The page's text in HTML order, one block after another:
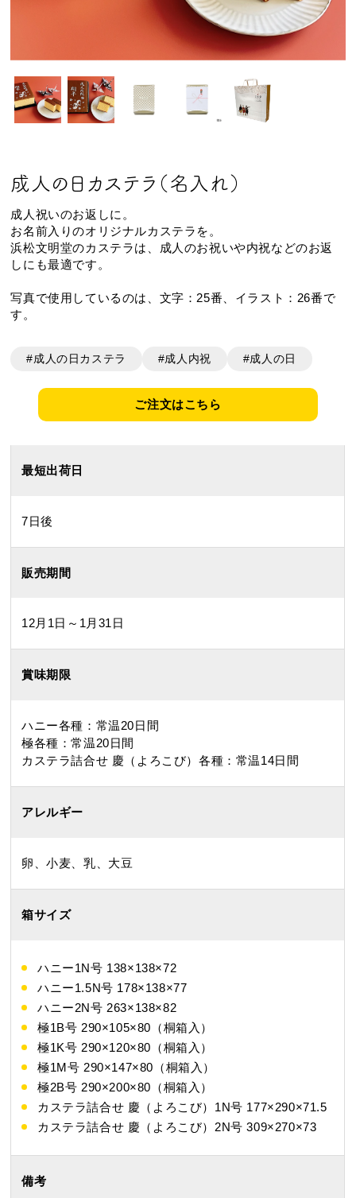
名入れカステラ（オリジナル）
を選んで作る
る
名入れカステラ
カステラ
特製ハニーカステラ極
静岡茶カステラ
カステラ巻・三笠山
静岡銘菓
成人の日カステラ（名入れ）
成人祝いのお返しに。
お名前入りのオリジナルカステラを。
浜松文明堂のカステラは、成人のお祝いや内祝などのお返
しにも最適です。
写真で使用しているのは、文字：25番、イラスト：26番で
す。
#成人の日カステラ #成人内祝 #成人の日
ご注文はこちら
最短出荷日
7日後
販売期間
12月1日～1月31日
賞味期限
ハニー各種：常温20日間
極各種：常温20日間
カステラ詰合せ 慶（よろこび）各種：常温14日間
アレルギー
卵、小麦、乳、大豆
箱サイズ
ハニー1N号 138×138×72
ハニー1.5N号 178×138×77
ハニー2N号 263×138×82
極1B号 290×105×80（桐箱入）
極1K号 290×120×80（桐箱入）
極1M号 290×147×80（桐箱入）
極2B号 290×200×80（桐箱入）
カステラ詰合せ 慶（よろこび）1N号 177×290×71.5
カステラ詰合せ 慶（よろこび）2N号 309×270×73
備考